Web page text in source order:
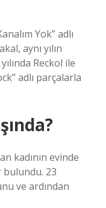
Yok” adlı
aynı yılın
Reckol ile
adlı parçalarla
kadının evinde
bulundu. 23
ve ardından